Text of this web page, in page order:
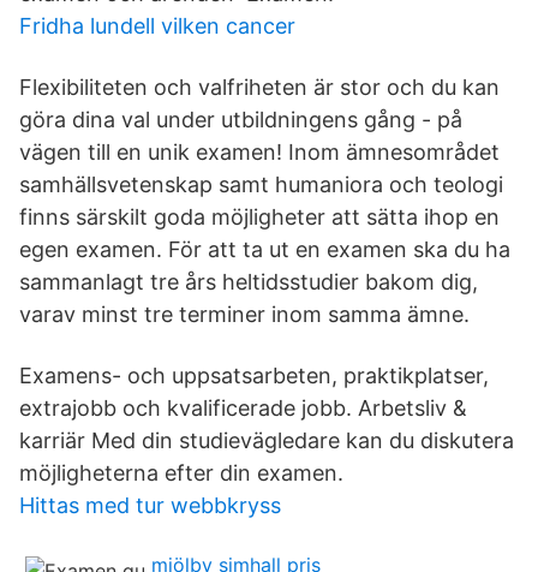
Fridha lundell vilken cancer
Flexibiliteten och valfriheten är stor och du kan
göra dina val under utbildningens gång - på
vägen till en unik examen! Inom ämnesområdet
samhällsvetenskap samt humaniora och teologi
finns särskilt goda möjligheter att sätta ihop en
egen examen. För att ta ut en examen ska du ha
sammanlagt tre års heltidsstudier bakom dig,
varav minst tre terminer inom samma ämne.
Examens- och uppsatsarbeten, praktikplatser,
extrajobb och kvalificerade jobb. Arbetsliv &
karriär Med din studievägledare kan du diskutera
möjligheterna efter din examen.
Hittas med tur webbkryss
mjölby simhall pris